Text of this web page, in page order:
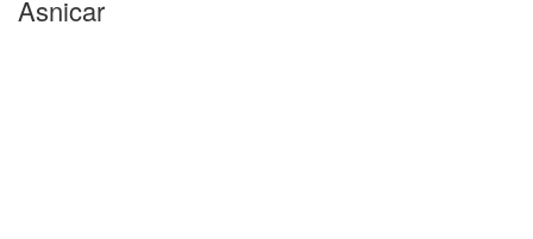
Asnicar